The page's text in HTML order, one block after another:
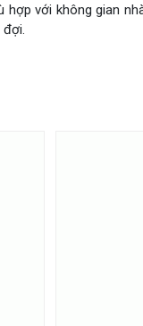
với không gian